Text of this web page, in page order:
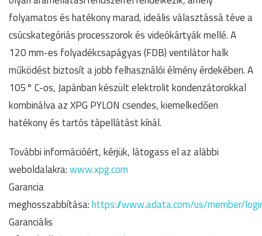
folyamatos és hatékony marad, ideális választássá téve a
csúcskategóriás processzorok és videókártyák mellé. A
120 mm-es folyadékcsapágyas (FDB) ventilátor halk
működést biztosít a jobb felhasználói élmény érdekében. A
105° C-os, Japánban készült elektrolit kondenzátorokkal
kombinálva az XPG PYLON csendes, kiemelkedően
hatékony és tartós tápellátást kínál.
További információért, kérjük, látogass el az alábbi
weboldalakra:www.xpg.com
Garancia
meghosszabbítása:https://www.adata.com/us/member/
Garanciális